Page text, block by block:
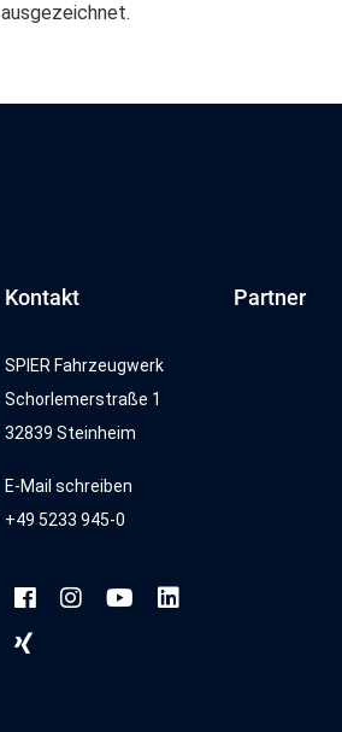
ausgezeichnet.
Kontakt
SPIER Fahrzeugwerk
Schorlemerstraße 1
32839 Steinheim
E-Mail schreiben
+49 5233 945-0
Partner